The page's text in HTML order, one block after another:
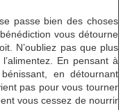
passe bien des choses
vous détourne
N’oubliez pas que plus
En pensant à
en détournant
pas pour vous tourner
vous cessez de nourrir